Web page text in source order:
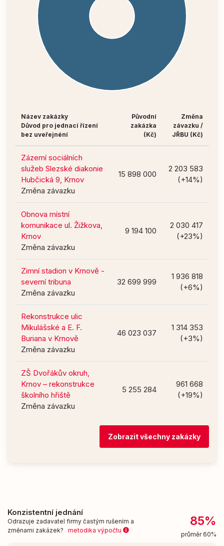
Název zakázky
Důvod pro jednací řízení
bez uveřejnéní
Původní
zakázka
(Kč)
Změna
závazku /
JŘBU (Kč)
Zázemí sociálních
služeb Slezské diakonie
Hubčická 9, Krnov
Změna závazku
15 898 000
2 203 583
(+14%)
Obnova místní
komunikace ul. Žižkova,
Krnov
Změna závazku
9 194 100
2 030 417
(+23%)
Zimní stadion v Krnově -
severní tribuna
Změna závazku
32 699 999
1 936 818
(+6%)
Rekonstrukce ulic
Mikulášské a E. F.
Buriana v Krnově
Změna závazku
46 023 037
1 314 353
(+3%)
ZŠ Dvořákův okruh,
Krnov – rekonstrukce
školního hřiště
Změna závazku
5 255 284
961 668
(+19%)
Zobrazit všechny zakázky
Konzistentní jednání
Odrazuje zadavatel firmy častým rušením a
změnami zakázek? metodika výpočtu
85%
průměr 60%